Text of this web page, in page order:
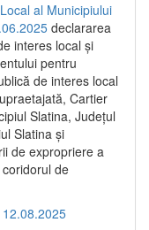
al Municipiului
declararea
interes local și
pentru
de interes local
Cartier
Slatina, Județul
Slatina și
de expropriere a
de